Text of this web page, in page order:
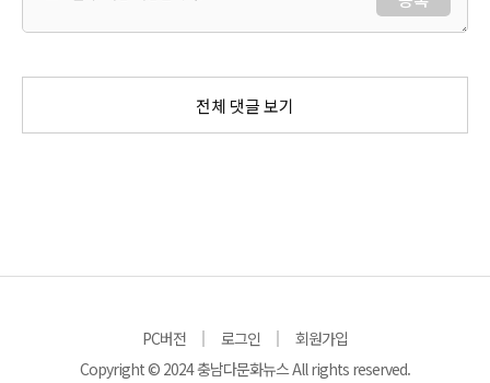
전체 댓글 보기
PC버전 로그인
회원가입
Copyright © 2024 충남다문화뉴스 All rights reserved.